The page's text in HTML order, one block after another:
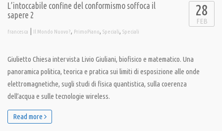
L’intoccabile confine del conformismo soffoca il
sapere 2
francesca | Il Mondo Nuovo?, PrimoPiano, Speciali, Speciali
28
FEB
Giulietto Chiesa intervista Livio Giuliani, biofisico e matematico. Una
panoramica politica, teorica e pratica sui limiti di esposizione alle onde
elettromagnetiche, sugli studi di fisica quantistica, sulla coerenza
dell’acqua e sulle tecnologie wireless.
Read more